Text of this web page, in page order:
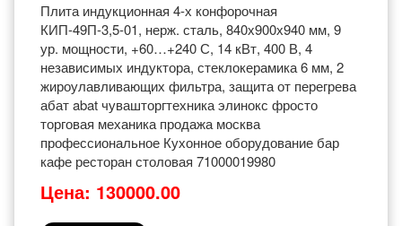
Плита индукционная 4-х конфорочная
КИП-49П-3,5-01, нерж. сталь, 840х900х940 мм, 9
ур. мощности, +60…+240 С, 14 кВт, 400 В, 4
независимых индуктора, стеклокерамика 6 мм, 2
жироулавливающих фильтра, защита от перегрева
абат abat чувашторгтехника элинокс фросто
торговая механика продажа москва
профессиональное Кухонное оборудование бар
кафе ресторан столовая 71000019980
Цена: 130000.00